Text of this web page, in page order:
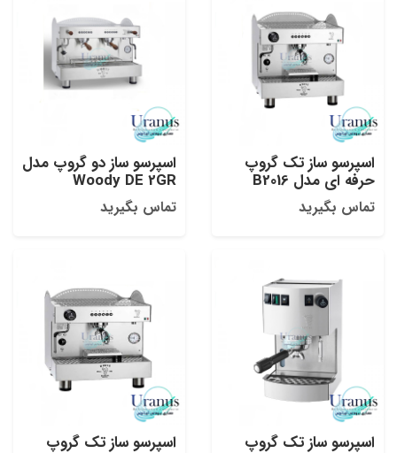
اسپرسو ساز تک گروپ
حرفه ای مدل B2016
تماس بگیرید
اسپرسو ساز دو گروپ مدل
Woody DE 2GR
تماس بگیرید
اسپرسو ساز تک گروپ اسپرسو ساز تک گروپ